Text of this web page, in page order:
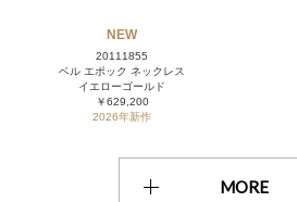
NEW
20111855
ベル エポック ネックレス
イエローゴールド
￥629,200
2026年新作
MORE